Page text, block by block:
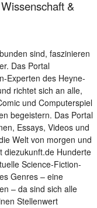
&
sind, faszinieren
Das Portal
Experten des Heyne-
richtet sich an alle,
und Computerspiel
begeistern. Das Portal
Essays, Videos und
Welt von morgen und
diezukunft.de Hunderte
Science-Fiction-
Genres – eine
– da sind sich alle
Stellenwert